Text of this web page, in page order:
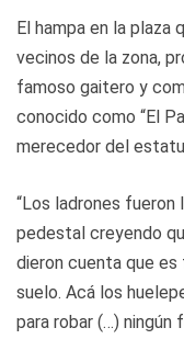
El hampa en la plaza
vecinos de la zona,
famoso gaitero y
conocido como “El
merecedor del
“Los ladrones fueron
pedestal creyendo
dieron cuenta que es
suelo. Acá los
para robar (…) ningún